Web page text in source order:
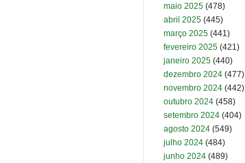
maio 2025 (478)
abril 2025 (445)
março 2025 (441)
fevereiro 2025 (421)
janeiro 2025 (440)
dezembro 2024 (477)
novembro 2024 (442)
outubro 2024 (458)
setembro 2024 (404)
agosto 2024 (549)
julho 2024 (484)
junho 2024 (489)